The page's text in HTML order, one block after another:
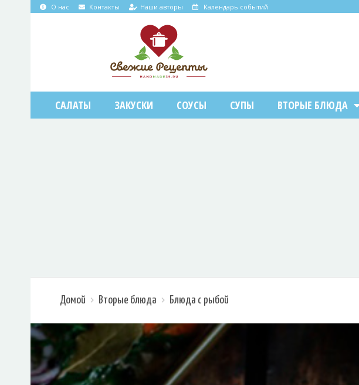
О нас Контакты Наши авторы Календарь событий
САЛАТЫ ЗАКУСКИ СОУСЫ СУПЫ ВТОРЫЕ БЛЮДА
Домой Вторые блюда Блюда с рыбой